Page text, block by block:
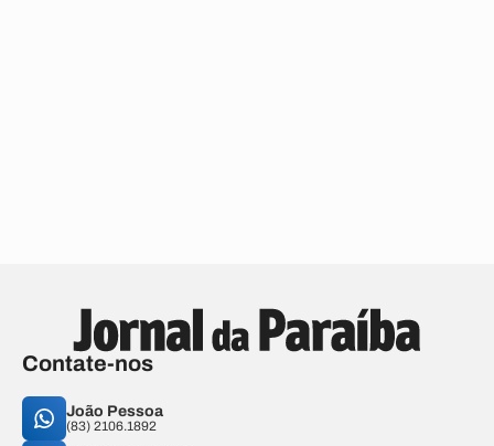
Contate-nos
João Pessoa
(83) 2106.1892